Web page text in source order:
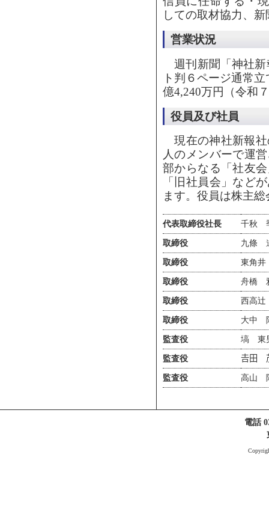
しての取材協力、
営業状況
週刊新聞「神社新
ト判６ページ通常
億4,240万円（令和
役員及び社員
現在の神社新報社
人のメンバーで運
部からなる「社友
「旧社員会」など
ます。役員は株主
代表取締役社長
千秋
取締役
九條
取締役
東⻆井
取締役
舟橋
取締役
西高辻󠄀
取締役
大中
監査役
塙 東
監査役
𠮷田
監査役
高山
電話